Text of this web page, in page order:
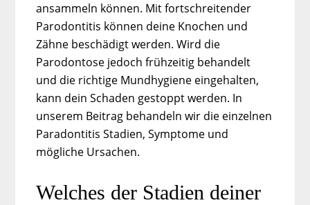
ansammeln können. Mit fortschreitender
Parodontitis können deine Knochen und
Zähne beschädigt werden. Wird die
Parodontose jedoch frühzeitig behandelt
und die richtige Mundhygiene eingehalten,
kann dein Schaden gestoppt werden. In
unserem Beitrag behandeln wir die einzelnen
Paradontitis Stadien, Symptome und
mögliche Ursachen.
Welches der Stadien deiner